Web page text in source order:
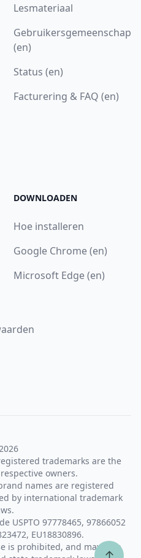
Lesmateriaal
Gebruikersgemeenschap
(en)
Status (en)
Facturering & FAQ (en)
DOWNLOADEN
Hoe installeren
Google Chrome (en)
Microsoft Edge (en)
trademarks are the
owners.
names are registered
by international trademark
USPTO 97778465, 97866052
EU18830896.
is prohibited, and may be a